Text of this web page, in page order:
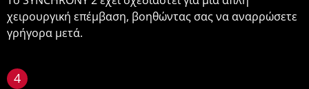
χειρουργική επέμβαση, βοηθώντας σας να αναρρώσετε
γρήγορα μετά.
4